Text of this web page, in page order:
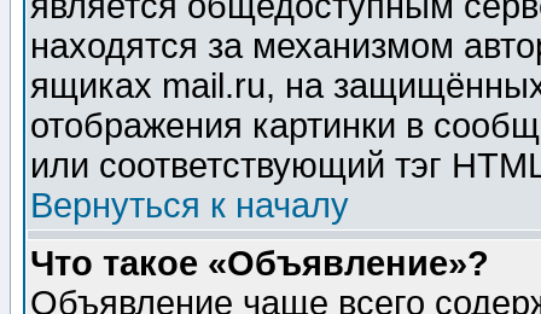
находятся за механизмом
ящиках mail.ru, на
отображения картинки в
или соответствующий тэг
Вернуться к началу
Что такое «Объявление»?
Объявление чаще всего